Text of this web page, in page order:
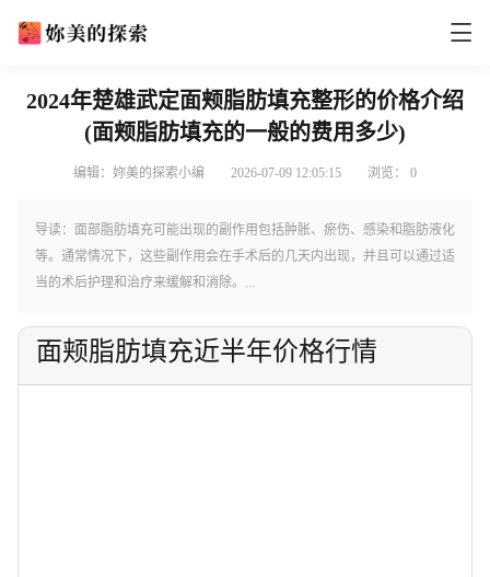
2024年楚雄武定面颊脂肪填充整形的价格介绍
(面颊脂肪填充的一般的费用多少)
编辑：妳美的探索小编 2026-07-09 12:05:15 浏览： 0
导读：面部脂肪填充可能出现的副作用包括肿胀、瘀伤、感染和脂肪液化
等。通常情况下，这些副作用会在手术后的几天内出现，并且可以通过适
当的术后护理和治疗来缓解和消除。...
面颊脂肪填充近半年价格行情